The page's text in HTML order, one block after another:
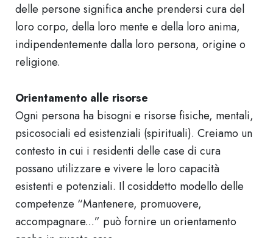
delle persone significa anche prendersi cura del
loro corpo, della loro mente e della loro anima,
indipendentemente dalla loro persona, origine o
religione.
Orientamento alle risorse
Ogni persona ha bisogni e risorse fisiche, mentali,
psicosociali ed esistenziali (spirituali). Creiamo un
contesto in cui i residenti delle case di cura
possano utilizzare e vivere le loro capacità
esistenti e potenziali. Il cosiddetto modello delle
competenze “Mantenere, promuovere,
accompagnare...” può fornire un orientamento